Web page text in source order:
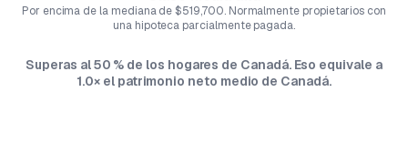
Por encima de la mediana de $519,700. Normalmente propietarios con
una hipoteca parcialmente pagada.
Superas al 50 % de los hogares de Canadá. Eso equivale a
1.0× el patrimonio neto medio de Canadá.